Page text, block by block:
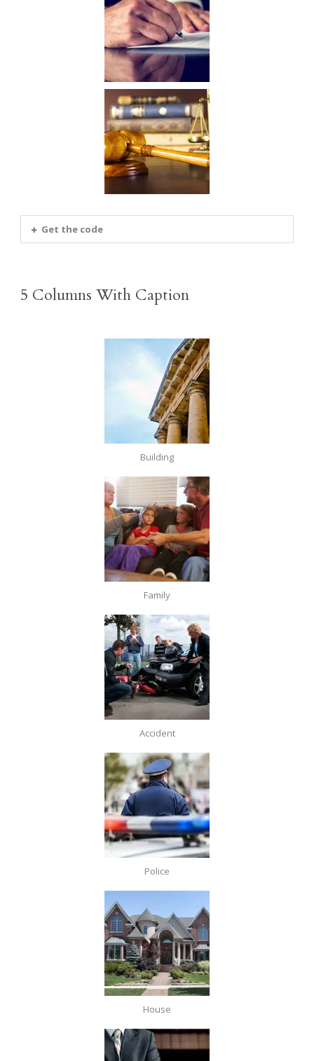
Get the code
5 Columns With Caption
Building
Family
Accident
Police
House